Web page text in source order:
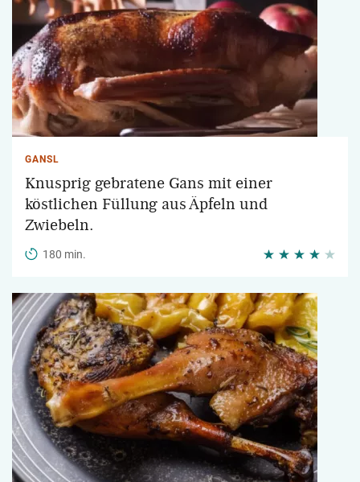
GANSL
Knusprig gebratene Gans mit einer
köstlichen Füllung aus Äpfeln und
Zwiebeln.
180 min.